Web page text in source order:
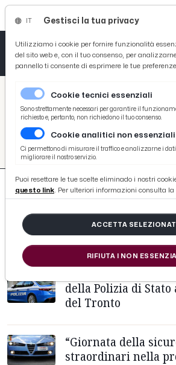
/ Picenotime
/ News
/ Cronaca
CRONACA
1872 ARTICOLI
della Polizia di Stato
del Tronto
“Giornata della
straordinari nella
Gestisci la tua privacy
Utilizziamo i cookie per fornire funzionalità
del sito web e, con il tuo consenso, per
pannello ti consente di esprimere le tue
Cookie tecnici essenziali
Sono strettamente necessari per garantire il
richiesto e, pertanto, non richiedono il tuo consenso.
Cookie analitici non essenziali
Ci permettono di misurare il traffico e analizzarne i
migliorare il nostro servizio.
Puoi resettare le tue scelte eliminado i nostri
questo link. Per ulteriori informazioni consulta la
ACCETTA SELEZIONATI
RIFIUTA I NON
Tutto News
Tutto Sport
Basket
Ciclismo
Tutto Curiosità